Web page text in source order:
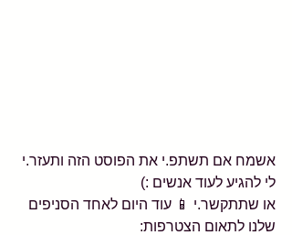
אשמח אם תשתפ.י את הפוסט הזה ותעזר.י
לי להגיע לעוד אנשים :)
או שתתקשר.י 📱 עוד היום לאחד הסניפים
שלנו לתאום הצטרפות: